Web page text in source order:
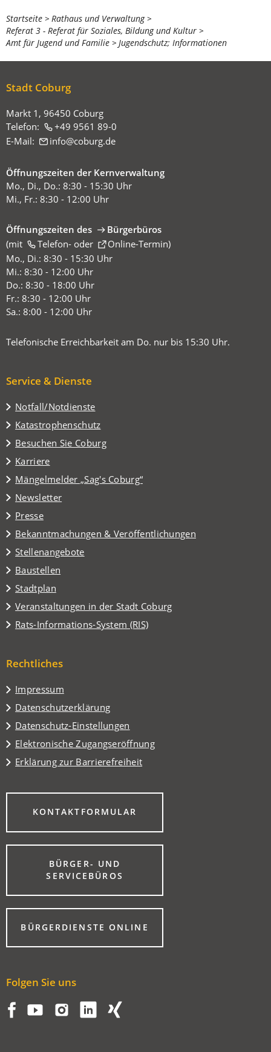
Sie
befinden
sich
Startseite
Rathaus und Verwaltung
Referat 3 - Referat für Soziales, Bildung und Kultur
Amt für Jugend und Familie
Jugendschutz; Informationen
Stadt Coburg
Markt 1, 96450 Coburg
Telefon:
+49 9561 89-0
E-Mail:
info coburg de
Öffnungszeiten der Kernverwaltung
Mo., Di., Do.: 8:30 - 15:30 Uhr
Mi., Fr.: 8:30 - 12:00 Uhr
Öffnungszeiten des
Bürgerbüros
(mit
Telefon-oder Online-Termin
(Öffnet
in
einem
neuen
Tab)
)
Mo., Di.: 8:30 - 15:30 Uhr
Mi.: 8:30 - 12:00 Uhr
Do.: 8:30 - 18:00 Uhr
Fr.: 8:30 - 12:00 Uhr
Sa.: 8:00 - 12:00 Uhr
Telefonische Erreichbarkeit am Do. nur bis 15:30 Uhr.
Service & Dienste
Notfall/Notdienste
Katastrophenschutz
Besuchen Sie Coburg
(Öffnet
in
einem
neuen
Tab)
Karriere
Mängelmelder „Sag's Coburg“
(Öffnet
in
einem
neuen
Tab)
Newsletter
Presse
Bekanntmachungen & Veröffentlichungen
Stellenangebote
Baustellen
Stadtplan
(Öffnet
in
einem
neuen
Veranstaltungen in der Stadt Coburg
(Öffnet
in
einem
Tab)
Rats-Informations-System (RIS)
(Öffnet
neuen
Rechtliches
Impressum
Datenschutzerklärung
Datenschutz-Einstellungen
Elektronische Zugangseröffnung
Erklärung zur Barrierefreiheit
KONTAKTFORMULAR
(ÖFFNET
EINEM
NEUEN
BÜRGER- UND
SERVICEBÜROS
(ÖFFNET
EINEM
NEUEN
TAB)BÜRGERDIENSTE ONLINE
(ÖFFNET
EINEM
Folgen Sie uns